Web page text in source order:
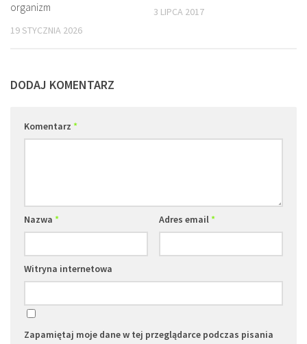
organizm
19 STYCZNIA 2026
3 LIPCA 2017
DODAJ KOMENTARZ
Komentarz *
Nazwa * Adres email*
Witryna internetowa
Zapamiętaj moje dane w tej przeglądarce podczas pisania